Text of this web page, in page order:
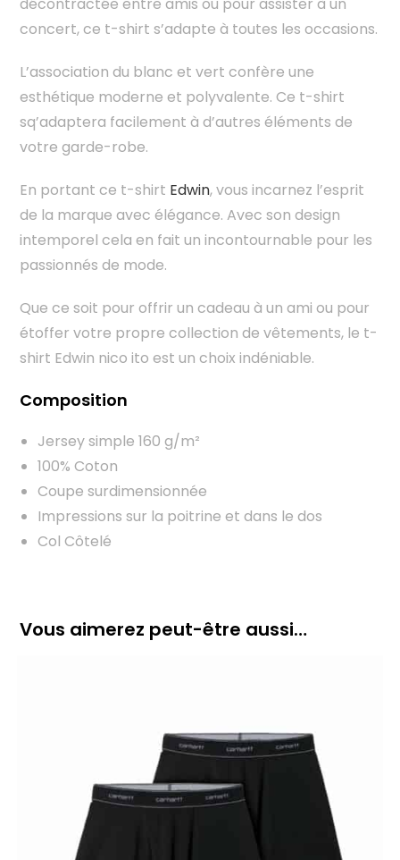
concert, ce t-shirt s’adapte à toutes les occasions.
L’association du blanc et vert confère une
esthétique moderne et polyvalente. Ce t-shirt
sq’adaptera facilement à d’autres éléments de
votre garde-robe.
En portant ce t-shirt Edwin, vous incarnez l’esprit
de la marque avec élégance. Avec son design
intemporel cela en fait un incontournable pour les
passionnés de mode.
Que ce soit pour offrir un cadeau à un ami ou pour
étoffer votre propre collection de vêtements, le t-
shirt Edwin nico ito est un choix indéniable.
Composition
Jersey simple 160 g/m²
100% Coton
Coupe surdimensionnée
Impressions sur la poitrine et dans le dos
Col Côtelé
Vous aimerez peut-être aussi…